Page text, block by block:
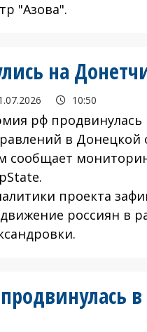
"Азова".
на
10:50
рф продвинулась
в Донецкой
сообщает
проекта
россиян в